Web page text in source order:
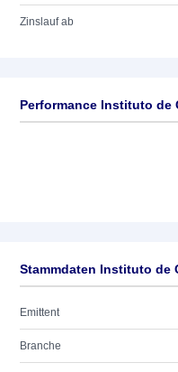
Zinslauf ab
Performance Instituto de
Stammdaten Instituto de
Emittent
Branche